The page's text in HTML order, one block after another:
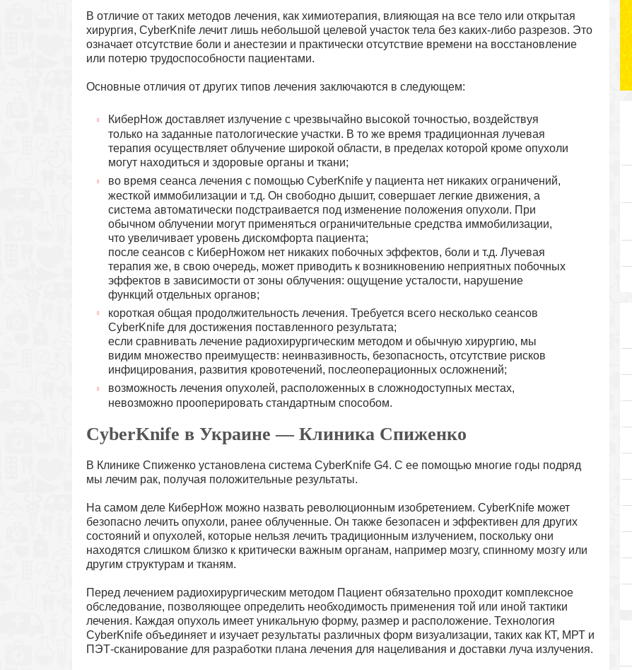
В отличие от таких методов лечения, как химиотерапия, влияющая на все тело или открытая
хирургия, CyberKnife лечит лишь небольшой целевой участок тела без каких-либо разрезов. Это
означает отсутствие боли и анестезии и практически отсутствие времени на восстановление
или потерю трудоспособности пациентами.
Основные отличия от других типов лечения заключаются в следующем:
КиберНож доставляет излучение с чрезвычайно высокой точностью, воздействуя
только на заданные патологические участки. В то же время традиционная лучевая
терапия осуществляет облучение широкой области, в пределах которой кроме опухоли
могут находиться и здоровые органы и ткани;
во время сеанса лечения с помощью CyberKnife у пациента нет никаких ограничений,
жесткой иммобилизации и т.д. Он свободно дышит, совершает легкие движения, а
система автоматически подстраивается под изменение положения опухоли. При
обычном облучении могут применяться ограничительные средства иммобилизации,
что увеличивает уровень дискомфорта пациента;
после сеансов с КиберНожом нет никаких побочных эффектов, боли и т.д. Лучевая
терапия же, в свою очередь, может приводить к возникновению неприятных побочных
эффектов в зависимости от зоны облучения: ощущение усталости, нарушение
функций отдельных органов;
короткая общая продолжительность лечения. Требуется всего несколько сеансов
CyberKnife для достижения поставленного результата;
если сравнивать лечение радиохирургическим методом и обычную хирургию, мы
видим множество преимуществ: неинвазивность, безопасность, отсутствие рисков
инфицирования, развития кровотечений, послеоперационных осложнений;
возможность лечения опухолей, расположенных в сложнодоступных местах,
невозможно прооперировать стандартным способом.
CyberKnife в Украине — Клиника Спиженко
В Клинике Спиженко установлена ​​система CyberKnife G4. С ее помощью многие годы подряд
мы лечим рак, получая положительные результаты.
На самом деле КиберНож можно назвать революционным изобретением. CyberKnife может
безопасно лечить опухоли, ранее облученные. Он также безопасен и эффективен для других
состояний и опухолей, которые нельзя лечить традиционным излучением, поскольку они
находятся слишком близко к критически важным органам, например мозгу, спинному мозгу или
другим структурам и тканям.
Перед лечением радиохирургическим методом Пациент обязательно проходит комплексное
обследование, позволяющее определить необходимость применения той или иной тактики
лечения. Каждая опухоль имеет уникальную форму, размер и расположение. Технология
CyberKnife объединяет и изучает результаты различных форм визуализации, таких как КТ, МРТ и
ПЭТ-сканирование для разработки плана лечения для нацеливания и доставки луча излучения.